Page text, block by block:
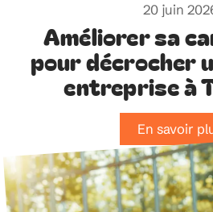
20 juin
Améliorer sa
pour décrocher
entreprise à
En savoir